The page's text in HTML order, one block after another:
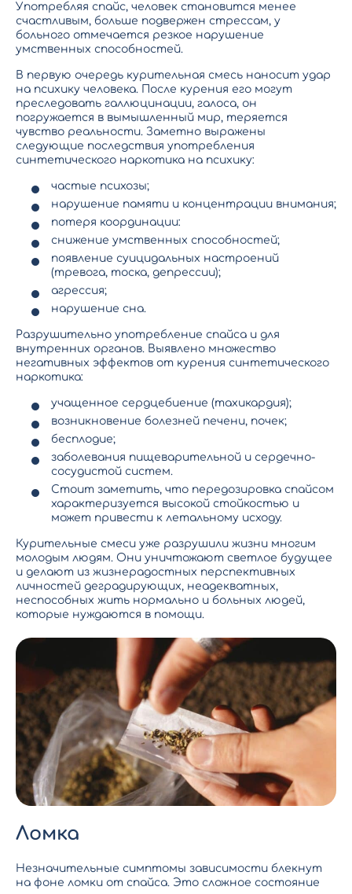
Употребляя спайс, человек становится менее
счастливым, больше подвержен стрессам, у
больного отмечается резкое нарушение
умственных способностей.
В первую очередь курительная смесь наносит удар
на психику человека. После курения его могут
преследовать галлюцинации, галоса, он
погружается в вымышленный мир, теряется
чувство реальности. Заметно выражены
следующие последствия употребления
синтетического наркотика на психику:
частые психозы;
нарушение памяти и концентрации внимания;
потеря координации:
снижение умственных способностей;
появление суицидальных настроений
(тревога, тоска, депрессии);
агрессия;
нарушение сна.
Разрушительно употребление спайса и для
внутренних органов. Выявлено множество
негативных эффектов от курения синтетического
наркотика:
учащенное сердцебиение (тахикардия);
возникновение болезней печени, почек;
бесплодие;
заболевания пищеварительной и сердечно-
сосудистой систем.
Стоит заметить, что передозировка спайсом
характеризуется высокой стойкостью и
может привести к летальному исходу.
Курительные смеси уже разрушили жизни многим
молодым людям. Они уничтожают светлое будущее
и делают из жизнерадостных перспективных
личностей деградирующих, неадекватных,
неспособных жить нормально и больных людей,
которые нуждаются в помощи.
Ломка
Незначительные симптомы зависимости блекнут
на фоне ломки от спайса. Это сложное состояние